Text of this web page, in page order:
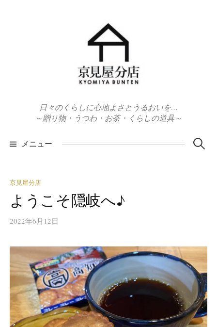
日々のくらしに心地よさとうるおいを…
～贈り物・うつわ・お茶・くらしの道具～
メニュー 検
京見屋分店
ようこそ隠岐へ♪
2022年6月12日